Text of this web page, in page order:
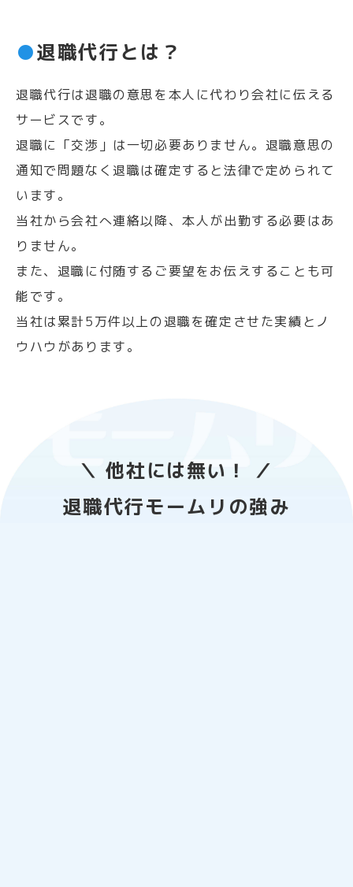
●退職代行とは？
退職代行は退職の意思を本人に代わり会社に伝える
サービスです。
退職に「交渉」は一切必要ありません。退職意思の
通知で問題なく退職は確定すると法律で定められて
います。
当社から会社へ連絡以降、本人が出勤する必要はあ
りません。
また、退職に付随するご要望をお伝えすることも可
能です。
当社は累計5万件以上の退職を確定させた実績とノ
ウハウがあります。
＼ 他社には無い！ ／
退職代行モームリの強み